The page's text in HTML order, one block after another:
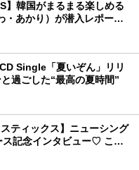
】韓国がまるまる楽しめる
・あかり）が潜入レポート
Single「夏いぞん」リリ
過ごした“最高の夏時間”
ティックス】ニューシング
ス記念インタビュー♡ この